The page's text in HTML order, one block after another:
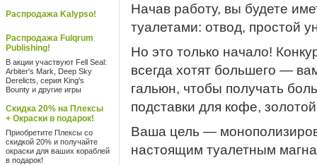
Распродажа Kalypso!
Распродажа Fulqrum
Publishing!
В акции участвуют Fell Seal:
Arbiter's Mark, Deep Sky
Derelicts, серия King's
Bounty и другие игры
Скидка 20% на Плексы
+ Окраски в подарок!
Приобретите Плексы со
скидкой 20% и получайте
окраски для ваших кораблей
в подарок!
Начав работу, вы будете
туалетами: отвод, простой
Но это только начало!
всегда хотят большего —
гальюн, чтобы получать
подставки для кофе,
Ваша цель —
настоящим туалетным